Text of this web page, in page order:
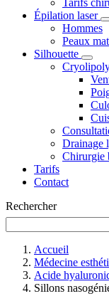
Épilation laser
Hommes
Peaux
Silhouette
Drainage
Chirurgie
Tarifs
Contact
Rechercher
Accueil
Médecine
Acide
Sillons